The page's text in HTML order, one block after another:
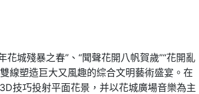
城殘暴之春”、“聞聲花開八帆賀歲”“花開亂
線塑造巨大又風趣的綜合文明藝術盛宴。在
技巧投射平面花景，并以花城廣場音樂為主